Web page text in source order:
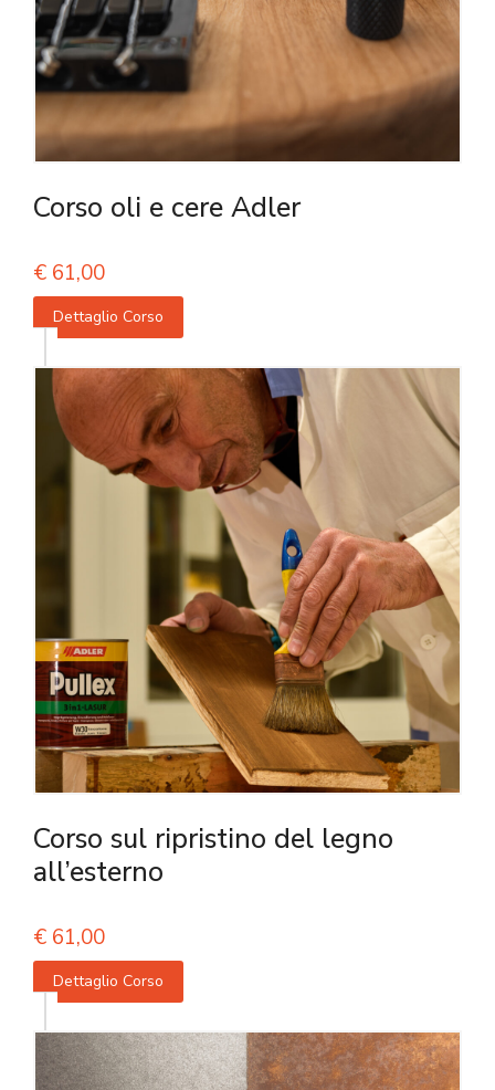
Corso oli e cere Adler
€ 61,00
Dettaglio Corso
Corso sul ripristino del legno
all’esterno
€ 61,00
Dettaglio Corso